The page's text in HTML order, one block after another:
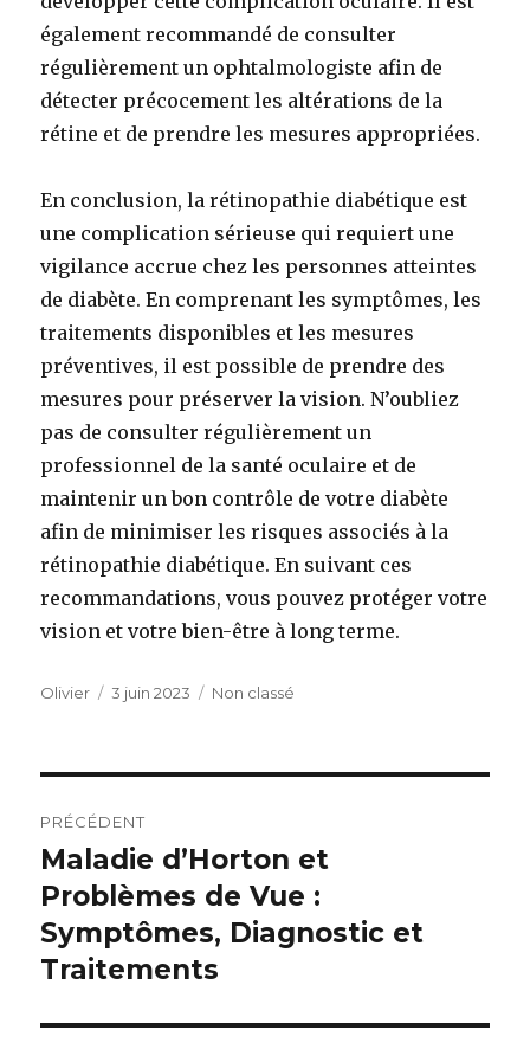
également recommandé de consulter
régulièrement un ophtalmologiste afin de
détecter précocement les altérations de la
rétine et de prendre les mesures appropriées.
En conclusion, la rétinopathie diabétique est
une complication sérieuse qui requiert une
vigilance accrue chez les personnes atteintes
de diabète. En comprenant les symptômes, les
traitements disponibles et les mesures
préventives, il est possible de prendre des
mesures pour préserver la vision. N’oubliez
pas de consulter régulièrement un
professionnel de la santé oculaire et de
maintenir un bon contrôle de votre diabète
afin de minimiser les risques associés à la
rétinopathie diabétique. En suivant ces
recommandations, vous pouvez protéger votre
vision et votre bien-être à long terme.
Auteur
Olivier
Publié
3 juin 2023 Catégories
Non classé
de
l’article
PRÉCÉDENT
Article
précédent :
Maladie d’Horton et
Problèmes de Vue :
Symptômes, Diagnostic et
Traitements